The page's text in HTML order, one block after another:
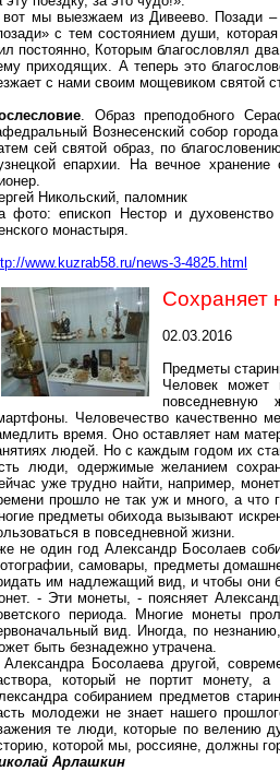
вот мы выезжаем изДивеево. Позади –
с тем состоянием души,
постоянно, Которым благословлял
приходящих. А теперь это
с нами своим мощевиком святой
. Образ преподобного
Вознесенский собор
сей святой образ, по
епархии. На вечное
Никольский, паломник
фото: епископ Нестор и
монастыря.
www.kuzrab58.ru/news-3-4825.html
Сохраняет
02.03.2016
Предметы
Человек может
повседневную
Человечество качественно
время. Оно оставляет нам
людей. Но с каждым годом их
люди, одержимые желанием
уже трудно найти, например,
прошло не так уж и много, а что
предметы обихода вызывают
в повседневной жизни.
не один год Александр Босолаев
самовары, предметы
им надлежащий вид, и чтобы они
- Эти монеты, - поясняет
периода. Многие монеты
вид. Иногда, по
быть безнадежно утрачена.
Босолаевадругой,
который не портит монету,
собиранием предметов
молодежи не знает нашего
те люди, которые по велению
которой мы, россияне, должны
Арлашкин